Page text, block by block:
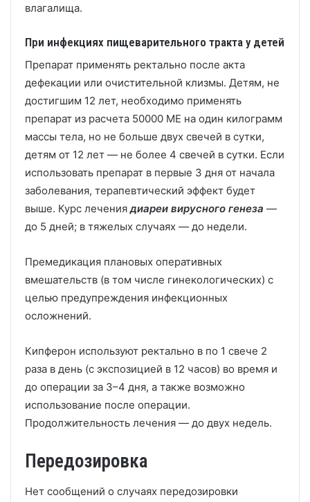
влагалища.
При инфекциях пищеварительного тракта у детей
Препарат применять ректально после акта
дефекации или очистительной клизмы. Детям, не
достигшим 12 лет, необходимо применять
препарат из расчета 50000 МЕ на один килограмм
массы тела, но не больше двух свечей в сутки,
детям от 12 лет — не более 4 свечей в сутки. Если
использовать препарат в первые 3 дня от начала
заболевания, терапевтический эффект будет
выше. Курс лечениядиареи вирусного генеза —
до 5 дней; в тяжелых случаях — до недели.
Премедикация плановых оперативных
вмешательств (в том числе гинекологических) с
целью предупреждения инфекционных
осложнений.
Кипферон используют ректально в по 1 свече 2
раза в день (с экспозицией в 12 часов) во время и
до операции за 3–4 дня, а также возможно
использование после операции.
Продолжительность лечения — до двух недель.
Передозировка
Нет сообщений о случаях передозировки